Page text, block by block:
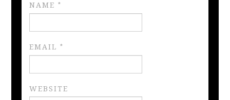
NAME*
EMAIL*
WEBSITE